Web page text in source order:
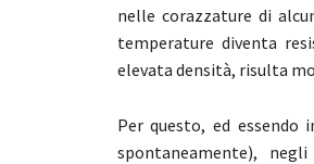
nelle corazzature di
temperature diventa
elevata densità, risulta
Per questo, ed essendo
spontaneamente),